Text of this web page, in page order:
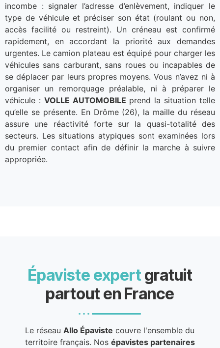
incombe : signaler l’adresse d’enlèvement, indiquer le
type de véhicule et préciser son état (roulant ou non,
accès facilité ou restreint). Un créneau est confirmé
rapidement, en accordant la priorité aux demandes
urgentes. Le camion plateau est équipé pour charger les
véhicules sans carburant, sans roues ou incapables de
se déplacer par leurs propres moyens. Vous n’avez ni à
organiser un remorquage préalable, ni à préparer le
véhicule : VOLLE AUTOMOBILE prend la situation telle
qu’elle se présente. En Drôme (26), la maille du réseau
assure une réactivité forte sur la quasi-totalité des
secteurs. Les situations atypiques sont examinées lors
du premier contact afin de définir la marche à suivre
appropriée.
Épaviste expert gratuit
partout en France
Le réseauAllo Épaviste couvre l'ensemble du
territoire français. Nos épavistes partenaires